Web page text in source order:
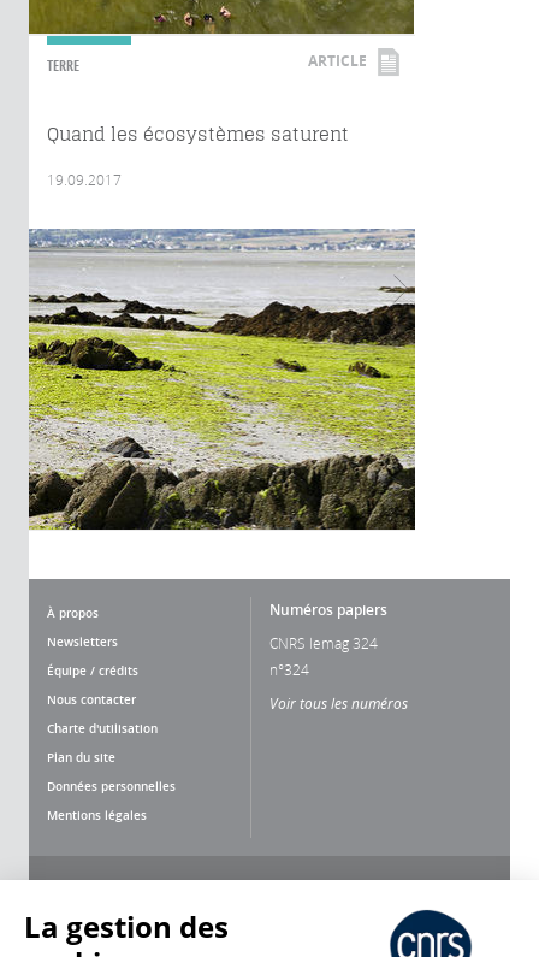
TERRE ARTICLE
Quand les écosystèmes saturent
19.09.2017
À propos
Newsletters
Équipe / crédits
Nous contacter
Charte d'utilisation
Plan du site
Données personnelles
Mentions légales
Numéros papiers
CNRS lemag 324
n°324
Voir tous les numéros
La gestion des